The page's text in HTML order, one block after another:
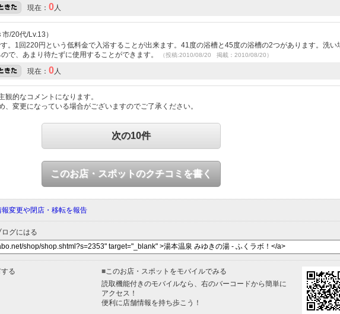
現在： 0 人
/20代/Lv.13）
。1回220円という低料金で入浴することが出来ます。41度の浴槽と45度の浴槽の2つがあります。洗い
で、あまり待たずに使用することができます。
（投稿:2010/08/20 掲載：2010/08/20）
現在： 0 人
的なコメントになります。
、変更になっている場合がございますのでご了承ください。
次の10件
このお店・スポットのクチコミを書く
変更や閉店・移転を報告
グにはる
る ■ このお店・スポットをモバイルでみる
読取機能付きのモバイルなら、右のバーコードから簡単に
アクセス！
便利に店舗情報を持ち歩こう！